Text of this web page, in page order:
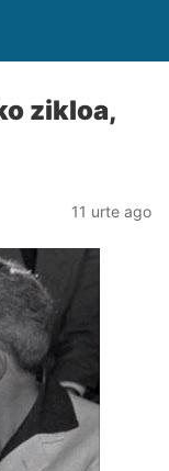
zikloa,
11 urte ago